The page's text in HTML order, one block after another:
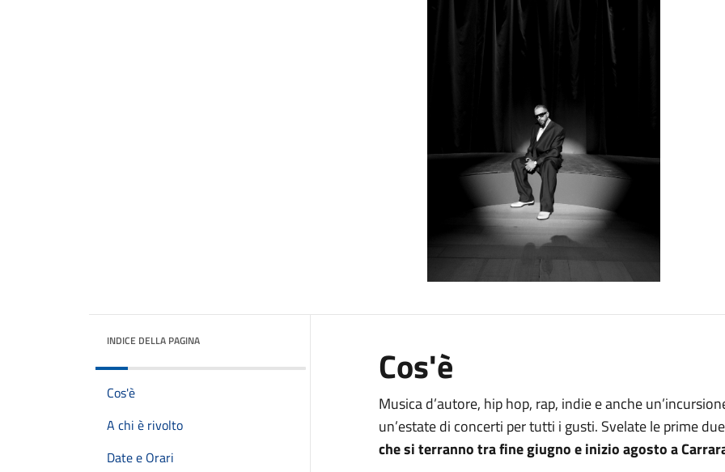
INDICE DELLA PAGINA
Cos'è
A chi è rivolto
Date e Orari
Cos'è
Musica d’autore, hip hop, rap, indie e anche
un’estate di concerti per tutti i gusti. Svelate le prime
che si terranno tra fine giugno e inizio agosto a